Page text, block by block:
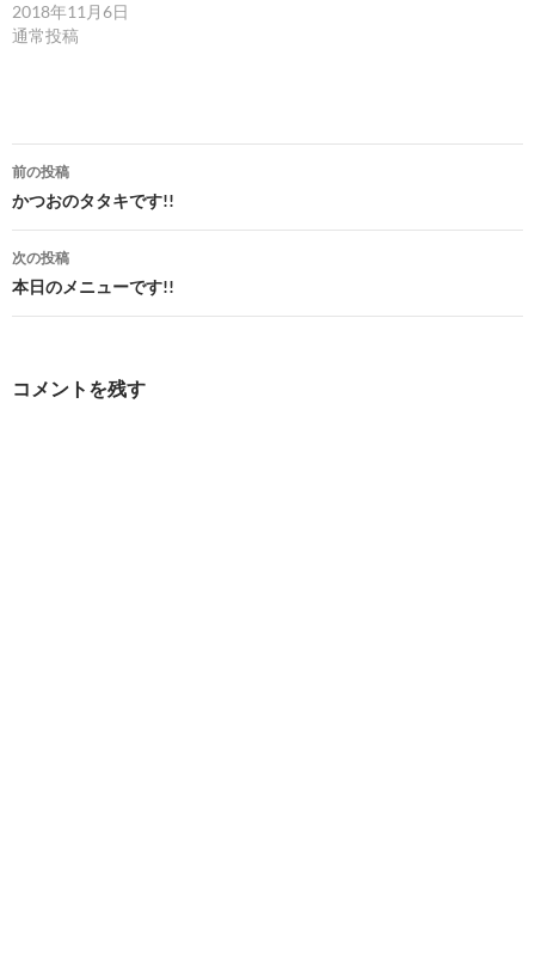
2018年11月6日
通常投稿
投
稿
ナ
ビ
前の投稿
かつおのタタキです!!
次の投稿
本日のメニューです!!
コメントを残す